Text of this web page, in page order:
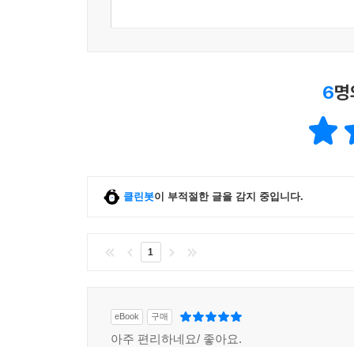
6
클린봇이 부적절한 글을 감지 중입니다.
1
eBook 구매
아주 편리하네요/ 좋아요.